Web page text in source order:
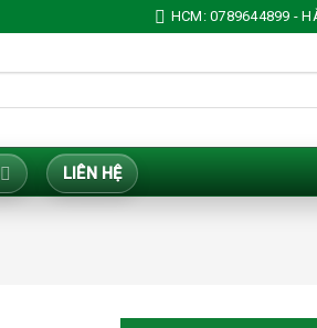
HCM: 0789644899 -
LIÊN HỆ